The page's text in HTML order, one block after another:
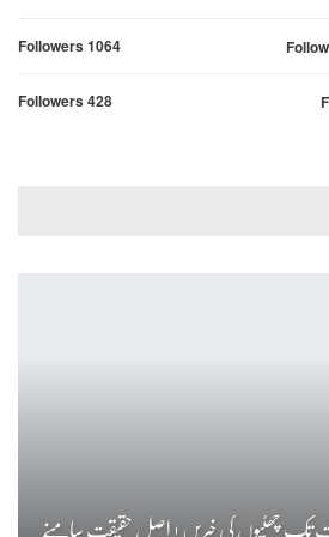
Followers 1064
Followers 428
اداروں میں 31 اگست تک چھٹیوں کی خبریں ! اصل حقیقت سامنے